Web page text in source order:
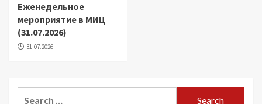
Еженедельное
мероприятие в МИЦ
(31.07.2026)
31.07.2026